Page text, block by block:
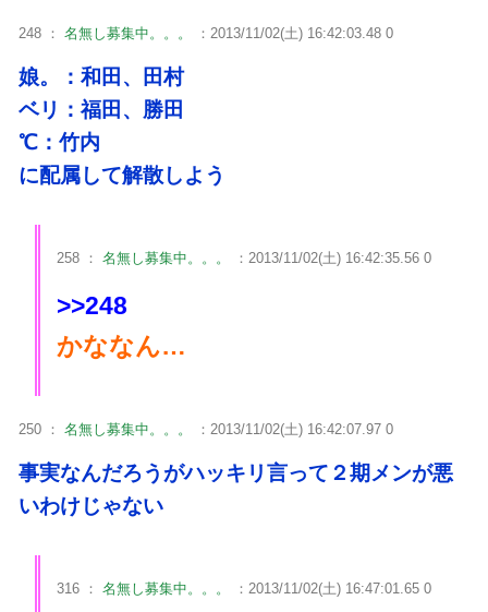
248 ： 名無し募集中。。。 ：2013/11/02(土) 16:42:03.48 0
娘。：和田、田村
ベリ：福田、勝田
℃：竹内
に配属して解散しよう
258 ： 名無し募集中。。。 ：2013/11/02(土) 16:42:35.56 0
>>248
かななん…
250 ： 名無し募集中。。。 ：2013/11/02(土) 16:42:07.97 0
事実なんだろうがハッキリ言って２期メンが悪
いわけじゃない
316 ： 名無し募集中。。。 ：2013/11/02(土) 16:47:01.65 0